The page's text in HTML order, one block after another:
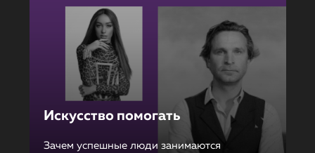
Искусство помогать
Зачем успешные люди занимаются